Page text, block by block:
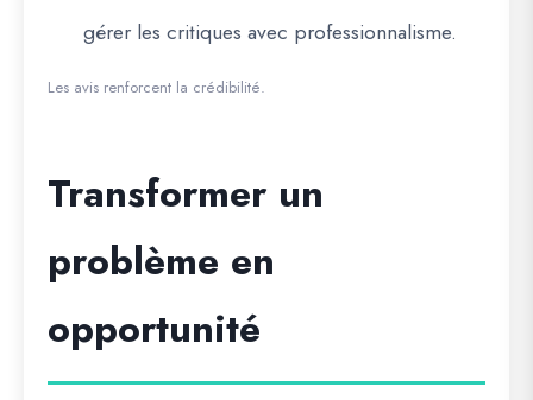
gérer les critiques avec professionnalisme.
Les avis renforcent la crédibilité.
Transformer un
problème en
opportunité